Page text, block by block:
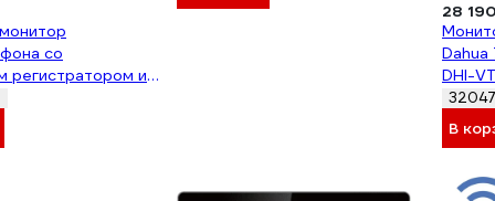
со
регистратором и
28
DHI-
В